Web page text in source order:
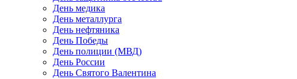
День медика
День металлурга
День нефтяника
День Победы
День полиции (МВД)
День России
День Святого Валентина